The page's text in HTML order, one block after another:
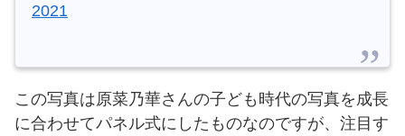
2021
この写真は原菜乃華さんの子ども時代の写真を成長
に合わせてパネル式にしたものなのですが、注目す